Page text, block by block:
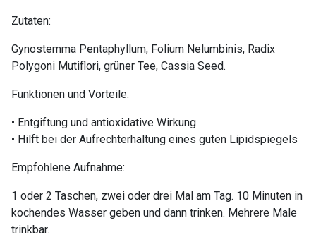
Zutaten:
Gynostemma Pentaphyllum, Folium Nelumbinis, Radix
Polygoni Mutiflori, grüner Tee, Cassia Seed.
Funktionen und Vorteile:
• Entgiftung und antioxidative Wirkung
• Hilft bei der Aufrechterhaltung eines guten Lipidspiegels
Empfohlene Aufnahme:
1 oder 2 Taschen, zwei oder drei Mal am Tag. 10 Minuten in
kochendes Wasser geben und dann trinken. Mehrere Male
trinkbar.